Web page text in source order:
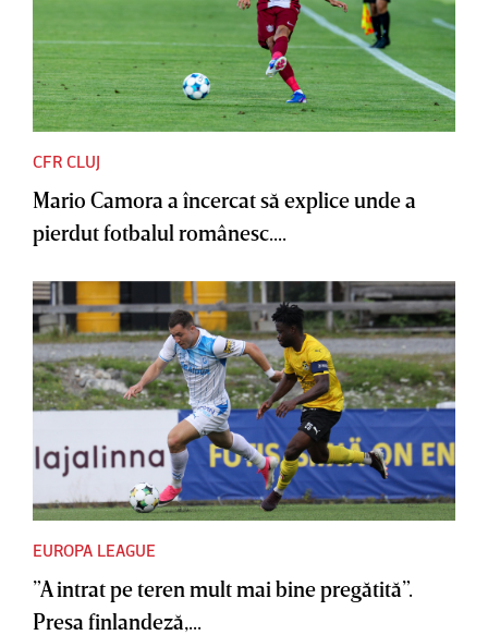
CFR CLUJ
Mario Camora a încercat să explice unde a
pierdut fotbalul românesc....
EUROPA LEAGUE
”A intrat pe teren mult mai bine pregătită”.
Presa finlandeză,...